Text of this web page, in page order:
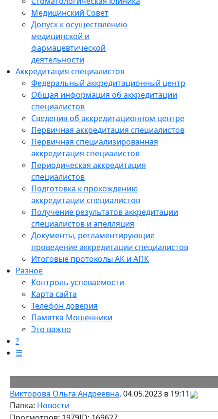
Медицинский Совет
Допуск к осуществлению
медицинской и
фармацевтической
деятельности
Аккредитация специалистов
Федеральный аккредитационный центр
Общая информация об аккредитации
специалистов
Сведения об аккредитационном центре
Первичная аккредитация специалистов
Первичная специализированная
аккредитация специалистов
Периодическая аккредитация
специалистов
Подготовка к прохождению
аккредитации специалистов
Получение результатов аккредитации
специалистов и апелляция
Документы, регламентирующие
проведение аккредитации специалистов
Итоговые протоколы АК и АПК
Разное
Контроль успеваемости
Карта сайта
Телефон доверия
Памятка Мошенники
Это важно
?
☰
Викторова Ольга Андреевна, 04.05.2023 в 19:11
Папка: Новости